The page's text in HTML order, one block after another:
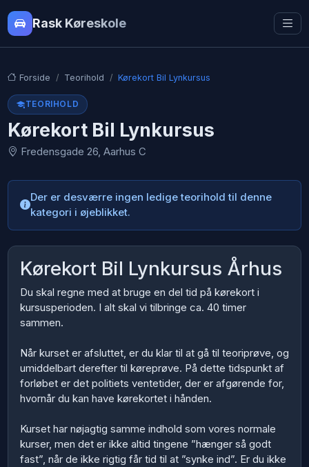
Rask Køreskole
Forside Teorihold Kørekort Bil Lynkursus
TEORIHOLD
Kørekort Bil Lynkursus
Fredensgade 26, Aarhus C
Der er desværre ingen ledige teorihold til denne
kategori i øjeblikket.
Kørekort Bil Lynkursus Århus
Du skal regne med at bruge en del tid på kørekort i
kursusperioden. I alt skal vi tilbringe ca. 40 timer
sammen.
Når kurset er afsluttet, er du klar til at gå til teoriprøve, og
umiddelbart derefter til køreprøve. På dette tidspunkt af
forløbet er det politiets ventetider, der er afgørende for,
hvornår du kan have kørekortet i hånden.
Kurset har nøjagtig samme indhold som vores normale
kurser, men det er ikke altid tingene ”hænger så godt
fast”, når de ikke rigtig får tid til at ”synke ind”. Er du ikke